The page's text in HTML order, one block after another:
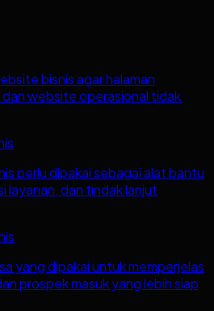
bisnis agar halaman
website operasional tidak
perlu dipakai sebagai alat bantu
layanan, dan tindak lanjut
yang dipakai untuk memperjelas
prospek masuk yang lebih siap